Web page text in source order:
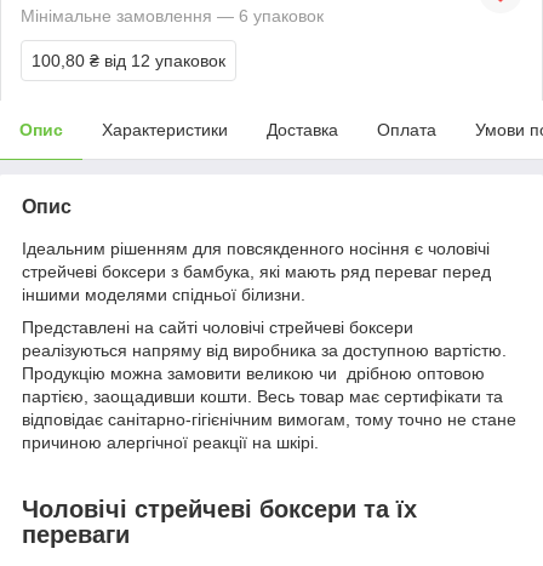
Мінімальне замовлення — 6 упаковок
100,80 ₴ від 12 упаковок
Опис Характеристики Доставка Оплата Умови
Опис
Ідеальним рішенням для повсякденного носіння є чоловічі
стрейчеві боксери з бамбука, які мають ряд переваг перед
іншими моделями спідньої білизни.
Представлені на сайті чоловічі стрейчеві боксери
реалізуються напряму від виробника за доступною вартістю.
Продукцію можна замовити великою чи дрібною оптовою
партією, заощадивши кошти. Весь товар має сертифікати та
відповідає санітарно-гігієнічним вимогам, тому точно не стане
причиною алергічної реакції на шкірі.
Чоловічі стрейчеві боксери та їх
переваги